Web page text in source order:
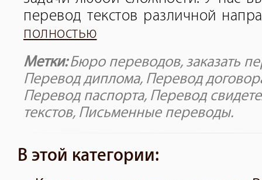
перевод текстов различной
полностью
Метки:Бюро переводов, заказать
Перевод диплома, Перевод
Перевод паспорта, Перевод
текстов, Письменные переводы.
В этой категории: